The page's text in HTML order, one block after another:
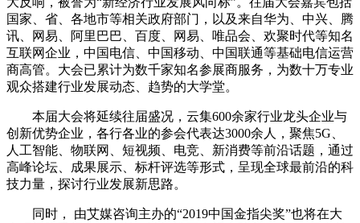
国家、省、各地市等相关政府部门，以及来自华为、中兴、腾
讯、网易、阿里巴巴、百度、网易、唯品会、欢聚时代等知名
互联网企业，中国电信、中国移动、中国联通等基础电信运营
商高管。大会已累计为数千家知名参展商服务，为数十万专业
观众搭建行业发展动态、趋势的大学堂。
本届大会将延续往届盛况，云集600余家行业龙头企业与
创新优势企业，各行各业的参会代表达3000余人，聚焦5G、
人工智能、物联网、短视频、电竞、新消费等前沿话题，通过
高峰论坛、成果展示、标杆评选等形式，呈现全球最前沿的科
技力量，探讨行业发展新思路。
同时， 由艾媒咨询主办的“2019中国金指尖奖”也将在大